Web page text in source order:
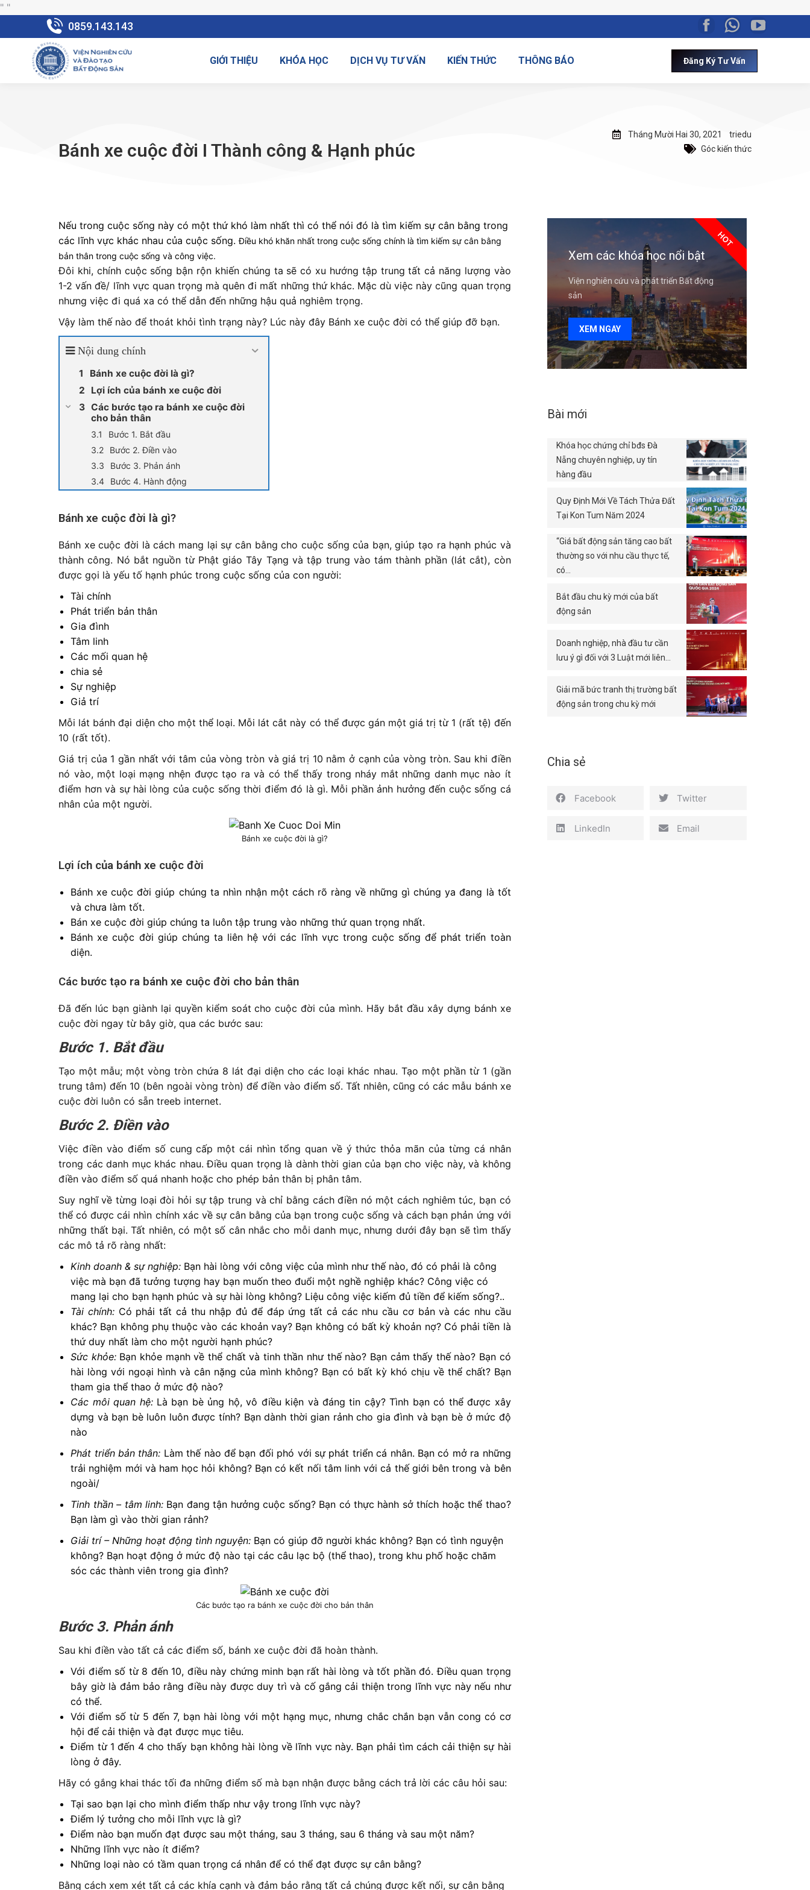
" "
0859.143.143
GIỚI THIỆU KHÓA HỌC DỊCH VỤ TƯ VẤN KIẾN THỨC THÔNG BÁO Đăng Ký Tư Vấn
Bánh xe cuộc đời I Thành công & Hạnh phúc
Tháng Mười Hai 30, 2021
triedu
Góc kiến thức
Nếu trong cuộc sống này có một thứ khó làm nhất thì có thể nói đó là tìm kiếm sự cân bằng trong
các lĩnh vực khác nhau của cuộc sống.Điều khó khăn nhất trong cuộc sống chính là tìm kiếm sự cân bằng
bản thân trong cuộc sống và công việc.
Đôi khi, chính cuộc sống bận rộn khiến chúng ta sẽ có xu hướng tập trung tất cả năng lượng vào
1-2 vấn đề/ lĩnh vực quan trọng mà quên đi mất những thứ khác. Mặc dù việc này cũng quan trọng
nhưng việc đi quá xa có thể dẫn đến những hậu quả nghiêm trọng.
Vậy làm thế nào để thoát khỏi tình trạng này? Lúc này đây Bánh xe cuộc đời có thể giúp đỡ bạn.
Nội dung chính
Bánh xe cuộc đời là gì?
Lợi ích của bánh xe cuộc đời
Các bước tạo ra bánh xe cuộc đời
cho bản thân
Bước 1. Bắt đầu
Bước 2. Điền vào
Bước 3. Phản ánh
Bước 4. Hành động
Bánh xe cuộc đời là gì?
Bánh xe cuộc đời là cách mang lại sự cân bằng cho cuộc sống của bạn, giúp tạo ra hạnh phúc và
thành công. Nó bắt nguồn từ Phật giáo Tây Tạng và tập trung vào tám thành phần (lát cắt), còn
được gọi là yếu tố hạnh phúc trong cuộc sống của con người:
Tài chính
Phát triển bản thân
Gia đình
Tâm linh
Các mối quan hệ
chia sẻ
Sự nghiệp
Giả trí
Mỗi lát bánh đại diện cho một thể loại. Mỗi lát cắt này có thể được gán một giá trị từ 1 (rất tệ) đến
10 (rất tốt).
Giá trị của 1 gần nhất với tâm của vòng tròn và giá trị 10 nằm ở cạnh của vòng tròn. Sau khi điền
nó vào, một loại mạng nhện được tạo ra và có thể thấy trong nháy mắt những danh mục nào ít
điểm hơn và sự hài lòng của cuộc sống thời điểm đó là gì. Mỗi phần ảnh hưởng đến cuộc sống cá
nhân của một người.
Bánh xe cuộc đời là gì?
Lợi ích của bánh xe cuộc đời
Bánh xe cuộc đời giúp chúng ta nhìn nhận một cách rõ ràng về những gì chúng ya đang là tốt
và chưa làm tốt.
Bán xe cuộc đời giúp chúng ta luôn tập trung vào những thứ quan trọng nhất.
Bánh xe cuộc đời giúp chúng ta liên hệ với các lĩnh vực trong cuộc sống để phát triển toàn
diện.
Các bước tạo ra bánh xe cuộc đời cho bản thân
Đã đến lúc bạn giành lại quyền kiểm soát cho cuộc đời của mình. Hãy bắt đầu xây dựng bánh xe
cuộc đời ngay từ bây giờ, qua các bước sau:
Bước 1. Bắt đầu
Tạo một mẫu; một vòng tròn chứa 8 lát đại diện cho các loại khác nhau. Tạo một phần từ 1 (gần
trung tâm) đến 10 (bên ngoài vòng tròn) để điền vào điểm số. Tất nhiên, cũng có các mẫu bánh xe
cuộc đời luôn có sẵn treeb internet.
Bước 2. Điền vào
Việc điền vào điểm số cung cấp một cái nhìn tổng quan về ý thức thỏa mãn của từng cá nhân
trong các danh mục khác nhau. Điều quan trọng là dành thời gian của bạn cho việc này, và không
điền vào điểm số quá nhanh hoặc cho phép bản thân bị phân tâm.
Suy nghĩ về từng loại đòi hỏi sự tập trung và chỉ bằng cách điền nó một cách nghiêm túc, bạn có
thể có được cái nhìn chính xác về sự cân bằng của bạn trong cuộc sống và cách bạn phản ứng với
những thất bại. Tất nhiên, có một số cân nhắc cho mỗi danh mục, nhưng dưới đây bạn sẽ tìm thấy
các mô tả rõ ràng nhất:
Kinh doanh & sự nghiệp: Bạn hài lòng với công việc của mình như thế nào, đó có phải là công
việc mà bạn đã tưởng tượng hay bạn muốn theo đuổi một nghề nghiệp khác? Công việc có
mang lại cho bạn hạnh phúc và sự hài lòng không? Liệu công việc kiếm đủ tiền để kiếm sống?..
Tài chính: Có phải tất cả thu nhập đủ để đáp ứng tất cả các nhu cầu cơ bản và các nhu cầu
khác? Bạn không phụ thuộc vào các khoản vay? Bạn không có bất kỳ khoản nợ? Có phải tiền là
thứ duy nhất làm cho một người hạnh phúc?
Sức khỏe: Bạn khỏe mạnh về thể chất và tinh thần như thế nào? Bạn cảm thấy thế nào? Bạn có
hài lòng với ngoại hình và cân nặng của mình không? Bạn có bất kỳ khó chịu về thể chất? Bạn
tham gia thể thao ở mức độ nào?
Các môi quan hệ: Là bạn bè ủng hộ, vô điều kiện và đáng tin cậy? Tình bạn có thể được xây
dựng và bạn bè luôn luôn được tính? Bạn dành thời gian rảnh cho gia đình và bạn bè ở mức độ
nào
Phát triển bản thân: Làm thế nào để bạn đối phó với sự phát triển cá nhân. Bạn có mở ra những
trải nghiệm mới và ham học hỏi không? Bạn có kết nối tâm linh với cả thế giới bên trong và bên
ngoài/
Tinh thần – tâm linh: Bạn đang tận hưởng cuộc sống? Bạn có thực hành sở thích hoặc thể thao?
Bạn làm gì vào thời gian rảnh?
Giải trí – Những hoạt động tình nguyện: Bạn có giúp đỡ người khác không? Bạn có tình nguyện
không? Bạn hoạt động ở mức độ nào tại các câu lạc bộ (thể thao), trong khu phố hoặc chăm
sóc các thành viên trong gia đình?
Các bước tạo ra bánh xe cuộc đời cho bản thân
Bước 3. Phản ánh
Sau khi điền vào tất cả các điểm số, bánh xe cuộc đời đã hoàn thành.
Với điểm số từ 8 đến 10, điều này chứng minh bạn rất hài lòng và tốt phần đó. Điều quan trọng
bây giờ là đảm bảo rằng điều này được duy trì và cố gắng cải thiện trong lĩnh vực này nếu như
có thể.
Với điểm số từ 5 đến 7, bạn hài lòng với một hạng mục, nhưng chắc chắn bạn vẫn cong có cơ
hội để cải thiện và đạt được mục tiêu.
Điểm từ 1 đến 4 cho thấy bạn không hài lòng về lĩnh vực này. Bạn phải tìm cách cải thiện sự hài
lòng ở đây.
Hãy có gắng khai thác tối đa những điểm số mà bạn nhận được bằng cách trả lời các câu hỏi sau:
Tại sao bạn lại cho mình điểm thấp như vậy trong lĩnh vực này?
Điểm lý tưởng cho mỗi lĩnh vực là gì?
Điểm nào bạn muốn đạt được sau một tháng, sau 3 tháng, sau 6 tháng và sau một năm?
Những lĩnh vực nào ít điểm?
Những loại nào có tầm quan trọng cá nhân để có thể đạt được sự cân bằng?
Bằng cách xem xét tất cả các khía cạnh và đảm bảo rằng tất cả chúng được kết nối, sự cân bằng
Xem các khóa học nổi bật
Viện nghiên cứu và phát triển Bất động
sản
XEM NGAY
HOT
Bài mới
Khóa học chứng chỉ bđs Đà
Nẵng chuyên nghiệp, uy tín
hàng đầu
Quy Định Mới Về Tách Thửa Đất
Tại Kon Tum Năm 2024
“Giá bất động sản tăng cao bất
thường so với nhu cầu thực tế,
có…
Bắt đầu chu kỳ mới của bất
động sản
Doanh nghiệp, nhà đầu tư cần
lưu ý gì đối với 3 Luật mới liên…
Giải mã bức tranh thị trường bất
động sản trong chu kỳ mới
Chia sẻ
Facebook Twitter
LinkedIn Email